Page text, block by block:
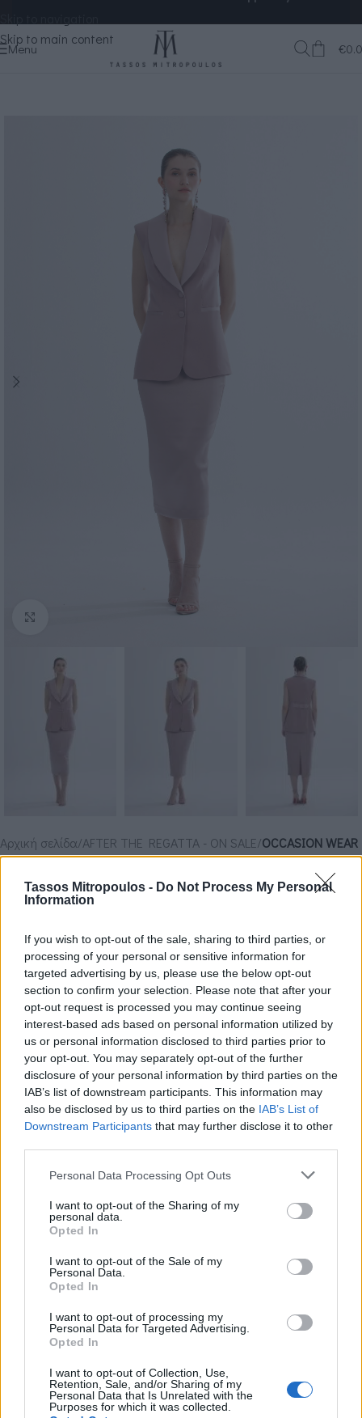
Tassos Mitropoulos - Do Not Process My Personal
Information
If you wish to opt-out of the sale, sharing to third parties, or
processing of your personal or sensitive information for
targeted advertising by us, please use the below opt-out
section to confirm your selection. Please note that after your
opt-out request is processed you may continue seeing
interest-based ads based on personal information utilized by
us or personal information disclosed to third parties prior to
your opt-out. You may separately opt-out of the further
disclosure of your personal information by third parties on the
IAB’s list of downstream participants. This information may
also be disclosed by us to third parties on the IAB’s List of
Downstream Participants that may further disclose it to other
Personal Data Processing Opt Outs
I want to opt-out of the Sharing of my
personal data.
Opted In
I want to opt-out of the Sale of my
Personal Data.
Opted In
I want to opt-out of processing my
Personal Data for Targeted Advertising.
Opted In
I want to opt-out of Collection, Use,
Retention, Sale, and/or Sharing of my
Personal Data that Is Unrelated with the
Purposes for which it was collected.
Skip to main content
Menu €
Αρχική σελίδα AFTER THE REGATTA - ON SALE OCCASION WEAR
ΓΙΛΕΚΟ FUSE
290.00 €232.00
ΧΡΏΜΑ
ΜΈΓΕΘΟΣ S
ΠΡΟΣΘΉΚΗ ΣΤΟ ΚΑΛΆΘΙ
Κάνε τις αγορές σου εύκολα & γρήγορα με KLARNA
Περιγραφή
Γιλέκο σε tailored γραμμή
Βαθύ V ντεκολτέ με μεγάλο πέτο
Διακοσμητικές τσέπες στο μπροστινό μέρος
Ζωνάκι στην πλάτη με κουμπιά για εφαρμογή στη μέση
Ιδανικό για κομψά office και formal looks